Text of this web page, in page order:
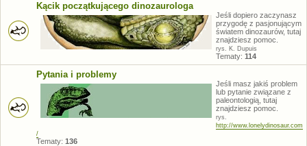
Kącik początkującego dinozaurologa
Jeśli dopiero zaczynasz
przygodę z pasjonującym
światem dinozaurów, tutaj
znajdziesz pomoc.
rys. K. Dupuis
Tematy: 114
Pytania i problemy
Jeśli masz jakiś problem
lub pytanie związane z
paleontologią, tutaj
znajdziesz pomoc.
rys.
http://www.lonelydinosaur.com
/
Tematy: 136